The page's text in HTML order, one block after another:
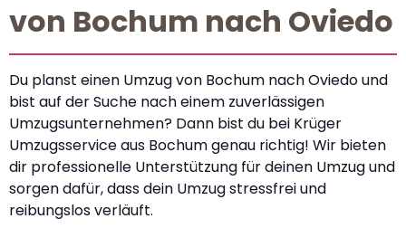
von Bochum nach Oviedo
Du planst einen Umzug von Bochum nach Oviedo und
bist auf der Suche nach einem zuverlässigen
Umzugsunternehmen? Dann bist du bei Krüger
Umzugsservice aus Bochum genau richtig! Wir bieten
dir professionelle Unterstützung für deinen Umzug und
sorgen dafür, dass dein Umzug stressfrei und
reibungslos verläuft.